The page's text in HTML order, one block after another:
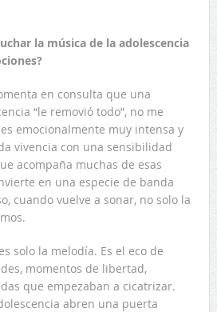
la música de la adolescencia
en consulta que una
“le removió todo”, no me
emocionalmente muy intensa y
vivencia con una sensibilidad
acompaña muchas de esas
en una especie de banda
cuando vuelve a sonar, no solo la
solo la melodía. Es el eco de
momentos de libertad,
que empezaban a cicatrizar.
abren una puerta